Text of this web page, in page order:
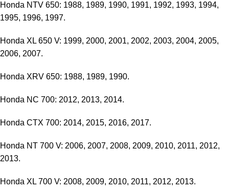
Honda NTV 650: 1988, 1989, 1990, 1991, 1992, 1993, 1994,
1995, 1996, 1997.
Honda XL 650 V: 1999, 2000, 2001, 2002, 2003, 2004, 2005,
2006, 2007.
Honda XRV 650: 1988, 1989, 1990.
Honda NC 700: 2012, 2013, 2014.
Honda CTX 700: 2014, 2015, 2016, 2017.
Honda NT 700 V: 2006, 2007, 2008, 2009, 2010, 2011, 2012,
2013.
Honda XL 700 V: 2008, 2009, 2010, 2011, 2012, 2013.